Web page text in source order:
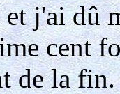
j'ai dû
cent
de la